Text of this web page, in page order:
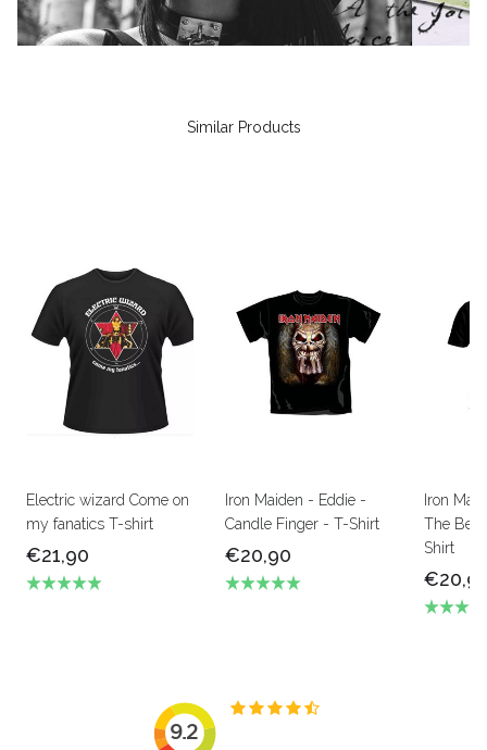
Similar Products
Electric wizard Come on
my fanatics T-shirt
€21,90
Iron Maiden - Eddie -
Candle Finger - T-Shirt
€20,90
Iron
The
Shirt